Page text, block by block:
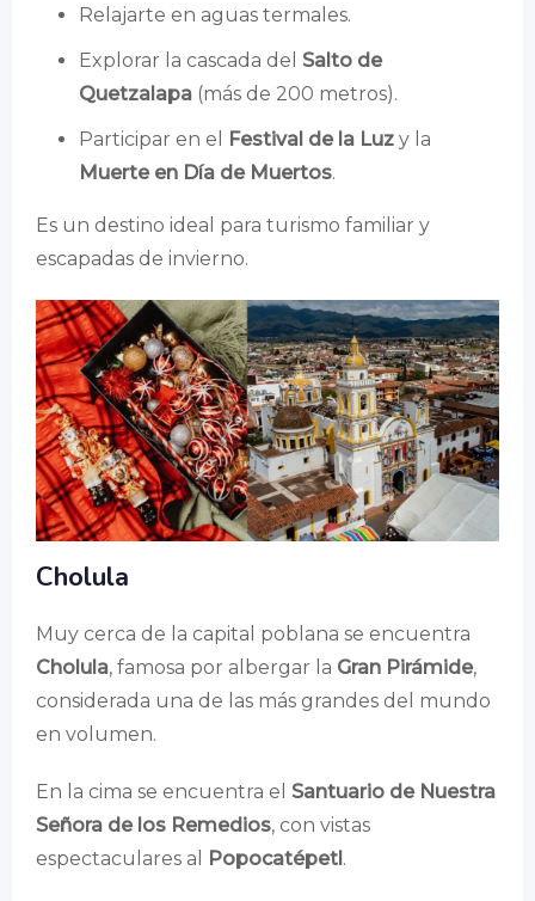
Relajarte en aguas termales.
Explorar la cascada del Salto de
Quetzalapa (más de 200 metros).
Participar en el
Festival de la Luz y la
Muerte en Día de Muertos.
Es un destino ideal para turismo familiar y
escapadas de invierno.
Cholula
Muy cerca de la capital poblana se encuentra
Cholula, famosa por albergar la Gran Pirámide,
considerada una de las más grandes del mundo
en volumen.
En la cima se encuentra el Santuario de Nuestra
Señora de los Remedios, con vistas
espectaculares al
Popocatépetl .